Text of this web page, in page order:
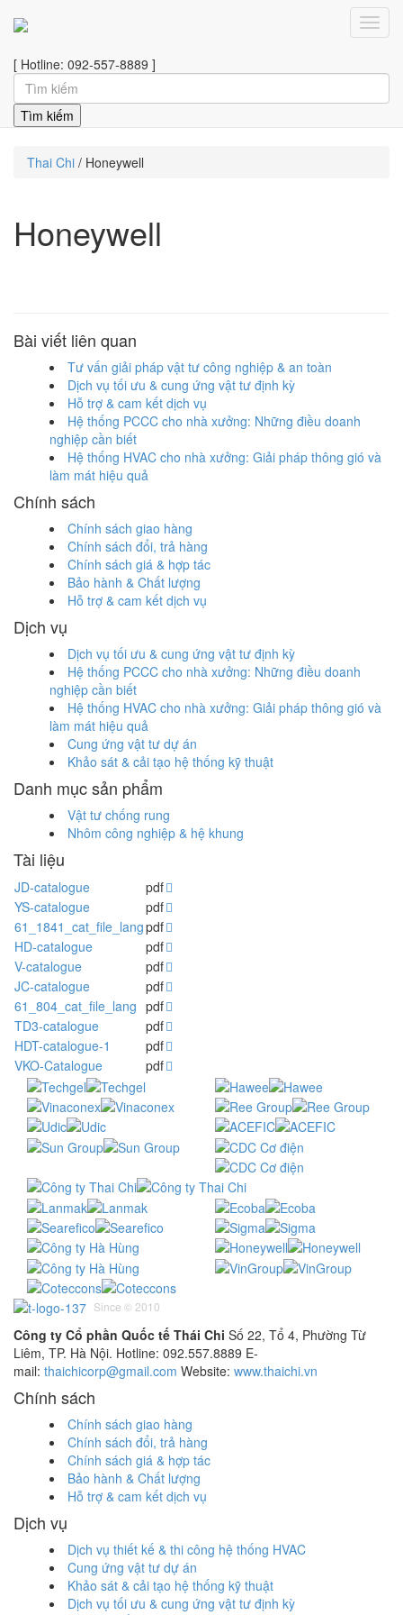
[ Hotline: 092-557-8889 ]
Thai Chi / Honeywell
Honeywell
Bài viết liên quan
Tư vấn giải pháp vật tư công nghiệp & an toàn
Dịch vụ tối ưu & cung ứng vật tư định kỳ
Hỗ trợ & cam kết dịch vụ
Hệ thống PCCC cho nhà xưởng: Những điều doanh
nghiệp cần biết
Hệ thống HVAC cho nhà xưởng: Giải pháp thông gió và
làm mát hiệu quả
Chính sách
Chính sách giao hàng
Chính sách đổi, trả hàng
Chính sách giá & hợp tác
Bảo hành & Chất lượng
Hỗ trợ & cam kết dịch vụ
Dịch vụ
Dịch vụ tối ưu & cung ứng vật tư định kỳ
Hệ thống PCCC cho nhà xưởng: Những điều doanh
nghiệp cần biết
Hệ thống HVAC cho nhà xưởng: Giải pháp thông gió và
làm mát hiệu quả
Cung ứng vật tư dự án
Khảo sát & cải tạo hệ thống kỹ thuật
Danh mục sản phẩm
Vật tư chống rung
Nhôm công nghiệp & hệ khung
Tài liệu
JD-catalogue
pdf
YS-catalogue
pdf
61_1841_cat_file_langpdf
HD-catalogue
pdf
V-catalogue
pdf
JC-catalogue
pdf
61_804_cat_file_lang pdf
TD3-catalogue
pdf
HDT-catalogue-1
pdf
VKO-Catalogue
pdf
Since © 2010
Công ty Cổ phần Quốc tế Thái Chi Số 22, Tổ 4, Phường Từ
Liêm, TP. Hà Nội. Hotline: 092.557.8889 E-
mail: thaichicorp@gmail.com Website: www.thaichi.vn
Chính sách
Chính sách giao hàng
Chính sách đổi, trả hàng
Chính sách giá & hợp tác
Bảo hành & Chất lượng
Hỗ trợ & cam kết dịch vụ
Dịch vụ
Dịch vụ thiết kế & thi công hệ thống HVAC
Cung ứng vật tư dự án
Khảo sát & cải tạo hệ thống kỹ thuật
Dịch vụ tối ưu & cung ứng vật tư định kỳ